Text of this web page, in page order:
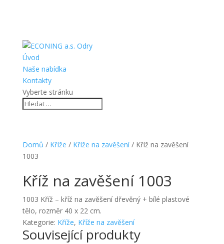
Úvod
Naše nabídka
Kontakty
Vyberte stránku
Domů / Kříže / Kříže na zavěšení/ Kříž na zavěšení
1003
Kříž na zavěšení 1003
1003 Kříž – kříž na zavěšení dřevěný + bílé plastové
tělo, rozměr 40 x 22 cm.
Kategorie: Kříže, Kříže na zavěšení
Související produkty